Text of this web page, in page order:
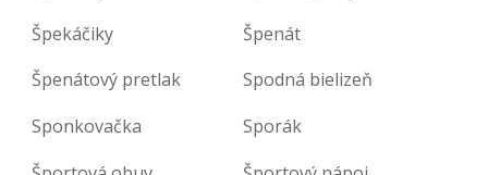
Špekáčiky
Špenát
Špenátový pretlak
Spodná bielizeň
Sponkovačka
Sporák